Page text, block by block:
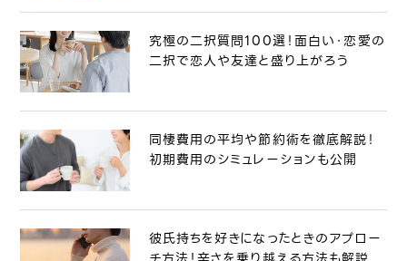
究極の二択質問100選！面白い・恋愛の
二択で恋人や友達と盛り上がろう
同棲費用の平均や節約術を徹底解説！
初期費用のシミュレーションも公開
彼氏持ちを好きになったときのアプロー